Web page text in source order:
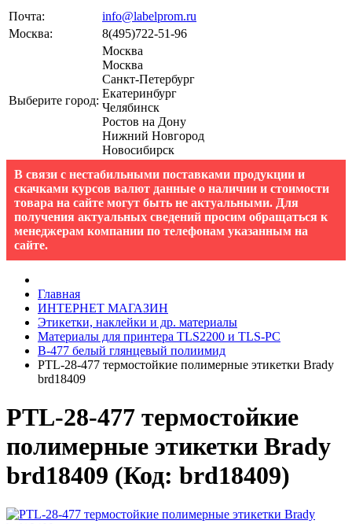
Почта:
info@labelprom.ru
Москва: 8(495)722-51-96
Выберите город:
Москва
Москва
Санкт-Петербург
Екатеринбург
Челябинск
Ростов на Дону
Нижний Новгород
Новосибирск
В связи с нестабильными поставками продукции и
скачками курсов валют данные о наличии и стоимости
товара на сайте могут быть не актуальными. Для
получения актуальных сведений просим обращаться к
менеджерам компании по телефонам указанным на
сайте.
Главная
ИНТЕРНЕТ МАГАЗИН
Этикетки, наклейки и др. материалы
Материалы для принтера TLS2200 и TLS-PC
B-477 белый глянцевый полиимид
PTL-28-477 термостойкие полимерные этикетки Brady
brd18409
PTL-28-477 термостойкие
полимерные этикетки Brady
brd18409 (Код: brd18409)